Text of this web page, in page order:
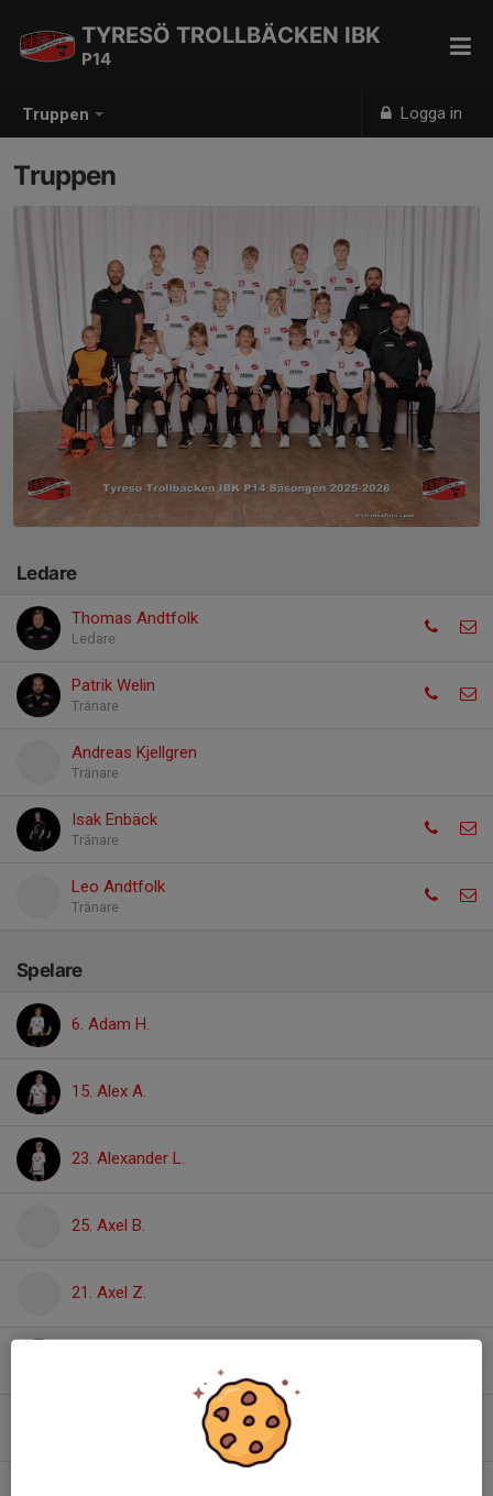
Truppen Logga in
TYRESÖ TROLLBÄCKEN IBK
P14
Truppen
Ledare
Thomas Andtfolk
Ledare
Patrik Welin
Tränare
Andreas Kjellgren
Tränare
Isak Enbäck
Tränare
Leo Andtfolk
Tränare
Spelare
6. Adam H.
15. Alex A.
23. Alexander L.
25. Axel B.
21. Axel Z.